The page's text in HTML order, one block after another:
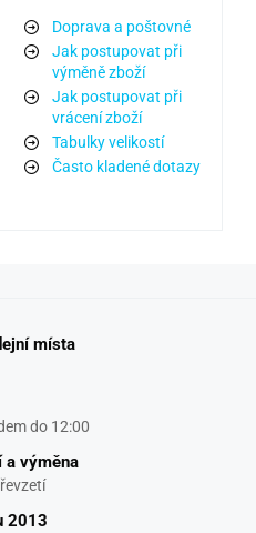
Doprava a poštovné
Jak postupovat při
výměně zboží
Jak postupovat při
vrácení zboží
Tabulky velikostí
Často kladené dotazy
místa
do 12:00
a výměna
2013